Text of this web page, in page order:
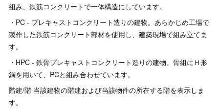
組み、鉄筋コンクリートで一体構造にしています。
・PC - プレキャストコンクリート造りの建物。あらかじめ工場で
製作した鉄筋コンクリート部材を使用し、建築現場で組み立てま
す。
・HPC - 鉄骨プレキャストコンクリート造りの建物。骨組にＨ形
鋼を用いて、PCと組み合わせています。
階建/階 当該建物の階建および当該物件の所在する階を表示しま
す。